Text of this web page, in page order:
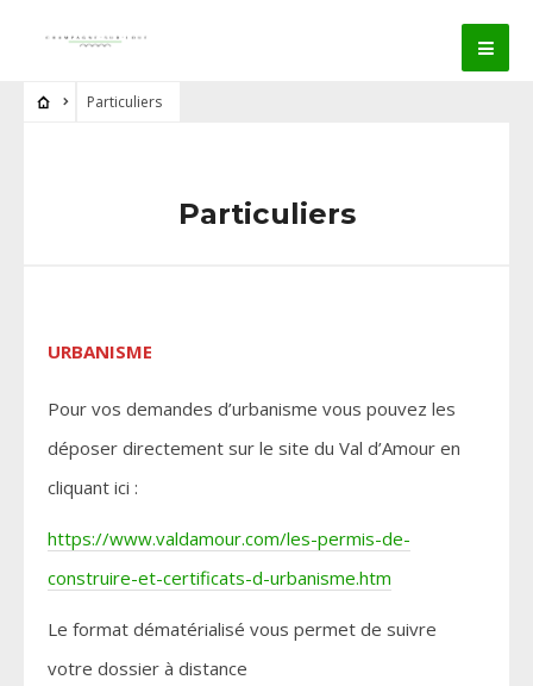
Particuliers
Particuliers
URBANISME
Pour vos demandes d’urbanisme vous pouvez les
déposer directement sur le site du Val d’Amour en
cliquant ici :
https://www.valdamour.com/les-permis-de-
construire-et-certificats-d-urbanisme.htm
Le format dématérialisé vous permet de suivre
votre dossier à distance